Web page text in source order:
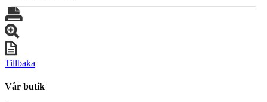
Tillbaka
Vår butik